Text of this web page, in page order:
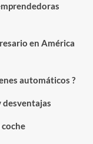
en América
automáticos ?
desventajas